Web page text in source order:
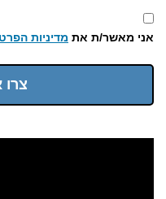
אני מאשר/ת את מדיניות
צרו